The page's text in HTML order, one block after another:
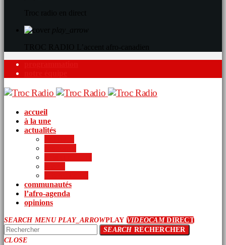
accueil
à la une
actualités
communautés
l’afro-agenda
opinions
SEARCH MENU PLAY_ARROWPLAY VIDEOCAMDIRECT
SEARCHRECHERCHER
CLOSE